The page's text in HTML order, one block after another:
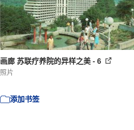
画廊 苏联疗养院的异样之美 - 6
照片
添加书签